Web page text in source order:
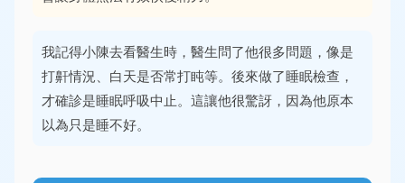
我記得小陳去看醫生時，醫生問了他很多問題，像是
打鼾情況、白天是否常打盹等。後來做了睡眠檢查，
才確診是睡眠呼吸中止。這讓他很驚訝，因為他原本
以為只是睡不好。